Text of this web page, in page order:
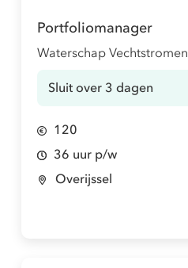
Portfoliomanager
Waterschap Vechtstromen
Sluit over 3 dagen
120
36 uur p/w
Overijssel